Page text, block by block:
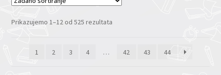
Prikazujemo 1–12 od 525 rezultata
1 2 3 4 … 42 43 44